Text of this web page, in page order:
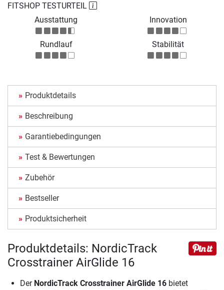
FITSHOP TESTURTEIL
Ausstattung
Innovation
Rundlauf Stabilität
Produktdetails
Beschreibung
Garantiebedingungen
Test & Bewertungen
Zubehör
Bestseller
Produktsicherheit
Produktdetails: NordicTrack
Crosstrainer AirGlide 16
Der NordicTrack Crosstrainer AirGlide 16 bietet